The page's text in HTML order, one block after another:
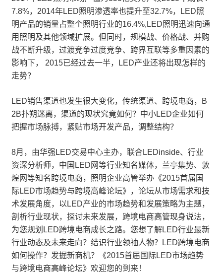
7.8%，2014年LED照明渗透率也提升至32.7%，LED照
明产品的销量占整个照明行业的16.4%,LED照明迅速向通
用照明及其他领域扩展。但同时，规模战、价格战、并购
战不断升级，过渡竞争过度竞争、跨界互联等多重因素的
影响下， 2015已经过去一半，LED产业还将出现怎样的
走势？
LED销售渠道也发生很大变化，传统渠道、跨境电商，B
2B扑朔迷离，渠道的现状究竟如何？中小LED企业如何
把握市场脉搏，紧贴市场开发产品，调整结构？
8月，由华强LED交易中心主办，联合LEDinside、行业
资深分析师，中国LED网等行业知名媒体，兰亭集势、敦
煌网等知名跨境电商，照明企业高管举办《2015首届国
际LED市场趋势与跨境高峰论坛》，论坛从市场需求和技
术发展角度，以LED产业的市场趋势和发展策略为主题，
剖析行业现状，探讨未来发展，跨境电商高管现身说法，
为您规划LED跨境电商成长之路。您想了解LED行业最新
行业动态及未来走向？结识行业领袖人物？LED跨境电商
如何操作？发掘新商机？《2015首届国际LED市场趋势
与跨境电商高峰论坛》欢迎您的到来！